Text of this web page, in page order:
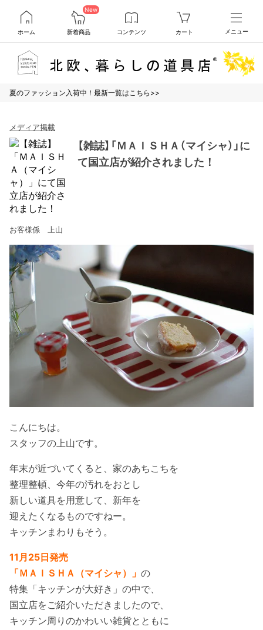
ホーム
New
新着商品 コンテンツ カート メニュー
夏のファッション入荷中！最新一覧はこちら>>
メディア掲載
【雑誌】「ＭＡＩＳＨＡ（マイシャ）」に
て国立店が紹介されました！
お客様係 上山
こんにちは。
スタッフの上山です。
年末が近づいてくると、家のあちこちを
整理整頓、今年の汚れをおとし
新しい道具を用意して、新年を
迎えたくなるものですねー。
キッチンまわりもそう。
11月25日発売
「ＭＡＩＳＨＡ（マイシャ）」 の
特集「キッチンが大好き」の中で、
国立店をご紹介いただきましたので、
キッチン周りのかわいい雑貨とともに